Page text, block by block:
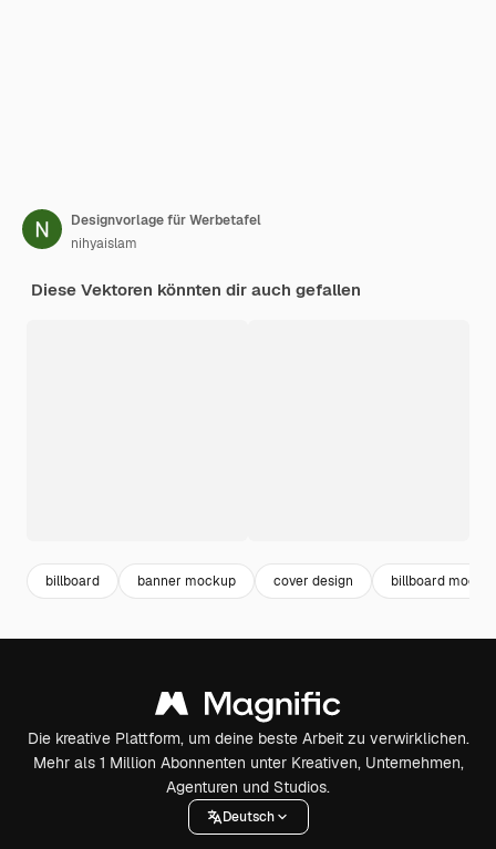
Designvorlage für Werbetafel
nihyaislam
Diese Vektoren könnten dir auch gefallen
billboard banner mockup cover design billboard
Die kreative Plattform, um deine beste Arbeit zu verwirklichen.
Mehr als 1 Million Abonnenten unter Kreativen, Unternehmen,
Agenturen und Studios.
Deutsch